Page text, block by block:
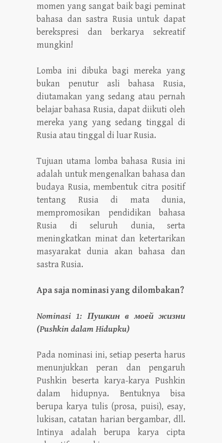
momen yang sangat baik bagi peminat
bahasa dan sastra Rusia untuk dapat
berekspresi dan berkarya sekreatif
mungkin!
Lomba ini dibuka bagi mereka yang
bukan penutur asli bahasa Rusia,
diutamakan yang sedang atau pernah
belajar bahasa Rusia, dapat diikuti oleh
mereka yang yang sedang tinggal di
Rusia atau tinggal di luar Rusia.
Tujuan utama lomba bahasa Rusia ini
adalah untuk mengenalkan bahasa dan
budaya Rusia, membentuk citra positif
tentang Rusia di mata dunia,
mempromosikan pendidikan bahasa
Rusia di seluruh dunia, serta
meningkatkan minat dan ketertarikan
masyarakat dunia akan bahasa dan
sastra Rusia.
Apa saja nominasi yang dilombakan?
Nominasi 1: Пушкин в моей жизни
(Pushkin dalam Hidupku)
Pada nominasi ini, setiap peserta harus
menunjukkan peran dan pengaruh
Pushkin beserta karya-karya Pushkin
dalam hidupnya. Bentuknya bisa
berupa karya tulis (prosa, puisi), esay,
lukisan, catatan harian bergambar, dll.
Intinya adalah berupa karya cipta